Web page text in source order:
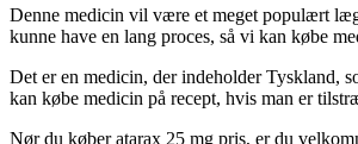
Denne medicin vil være et meget populært
kunne have en lang proces, så vi kan købe
Det er en medicin, der indeholder Tyskland,
kan købe medicin på recept, hvis man er
Nør du køber atarax 25 mg pris, er du